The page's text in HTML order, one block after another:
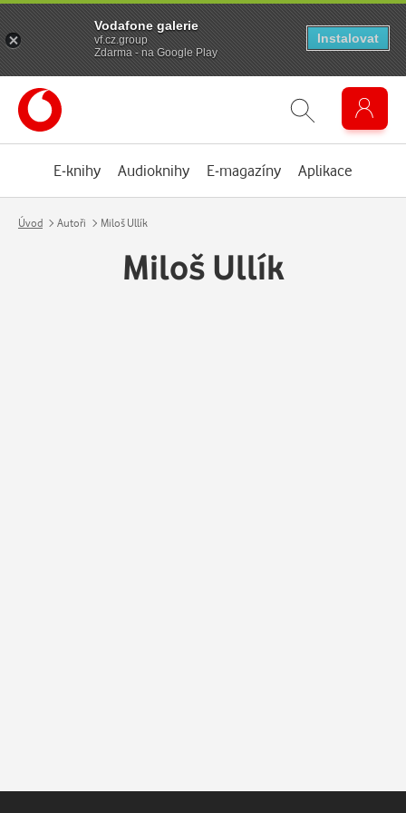
E-knihy Audioknihy E-magazíny Aplikace
Úvod Autoři Miloš Ullík
Miloš Ullík
Vodafone galerie
vf.cz.group
Zdarma - na Google Play
Instalovat